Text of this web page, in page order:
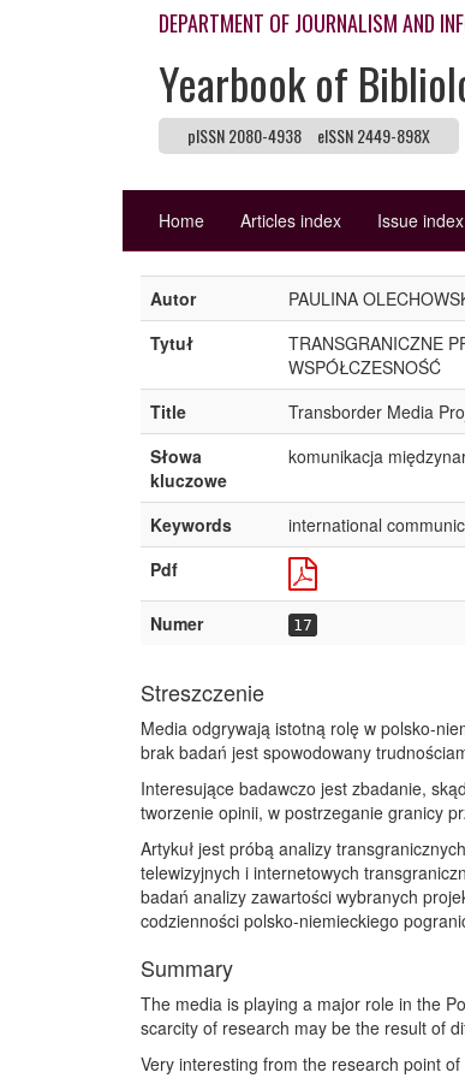
DEPARTMENT OF JOURNALISM AND
Yearbook of
pISSN 2080-4938 eISSN 2449-898X
Home Articles index Issue index
Autor
PAULINA
Tytuł
TRANSGRANICZNE
WSPÓŁCZESNOŚĆ
Title
Transborder Media
Słowa
kluczowe
komunikacja
Keywords
international
Pdf
Numer 17
Streszczenie
Media odgrywają istotną rolę w polsko-
brak badań jest spowodowany
Interesujące badawczo jest zbadanie,
tworzenie opinii, w postrzeganie granicy
Artykuł jest próbą analizy
telewizyjnych i internetowych
badań analizy zawartości wybranych
codzienności polsko-niemieckiego
Summary
The media is playing a major role in the
scarcity of research may be the result of
Very interesting from the research point